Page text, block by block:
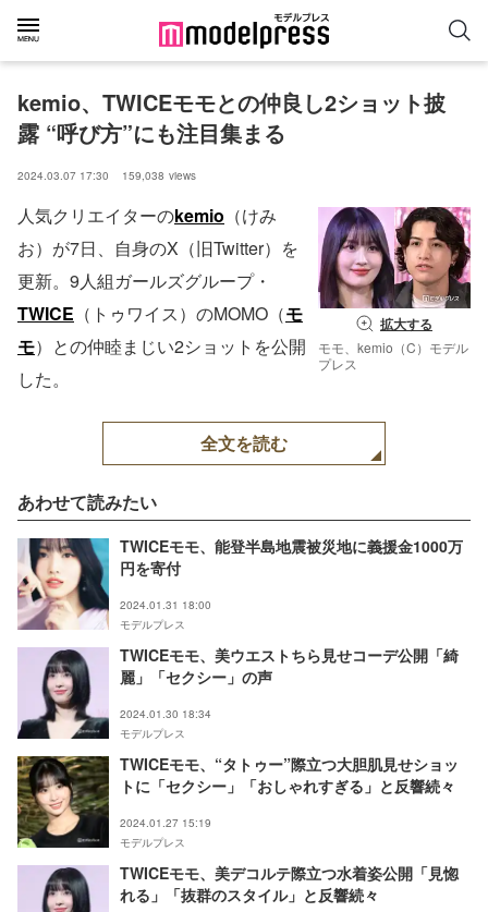
kemio、TWICEモモとの仲良し2ショット披
露 “呼び方”にも注目集まる
2024.03.07 17:30 159,038 views
拡大する
モモ、kemio（C）モデル
プレス
人気クリエイターのkemio （けみ
お）が7日、自身のX（旧Twitter）を
更新。9人組ガールズグループ・
TWICE （トゥワイス）のMOMO（モ
モ）との仲睦まじい2ショットを公開
した。
全文を読む
あわせて読みたい
TWICEモモ、能登半島地震被災地に義援金1000万
円を寄付
2024.01.31 18:00
モデルプレス
TWICEモモ、美ウエストちら見せコーデ公開「綺
麗」「セクシー」の声
2024.01.30 18:34
モデルプレス
TWICEモモ、“タトゥー”際立つ大胆肌見せショッ
トに「セクシー」「おしゃれすぎる」と反響続々
2024.01.27 15:19
モデルプレス
TWICEモモ、美デコルテ際立つ水着姿公開「見惚
れる」「抜群のスタイル」と反響続々